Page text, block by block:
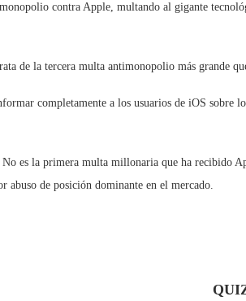
contra Apple, multando al gigante
de la tercera multa antimonopolio más grande
completamente a los usuarios de iOS
es la primera multa millonaria que ha recibido
abuso de posición dominante en el mercado.